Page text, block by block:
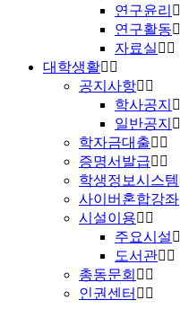
연구윤리
연구활동
자료실
대학생활
공지사항
학사공지
일반공지
학자금대출
증명서발급
학생정보시스템
사이버혼합강좌
시설이용
주요시설
도서관
총동문회
인권센터